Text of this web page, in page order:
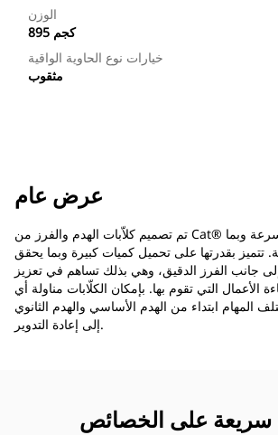
الوزن
895 كجم
خيارات نوع الحاوية الواقية
مثقوب
عرض عام
تم تصميم كلاّبات الهدم والفرز من Cat® لمناولة المواد بسرعة وبما
تتميز بقدرتها على تحميل كميات كبيرة وبما يحقق
إلى جانب الفرز الدقيق، وهي بذلك تساهم في تعزيز
الأعمال التي تقوم بها. بإمكان الكلّابات مناولة أي
المهام ابتداء من الهدم الأساسي والهدم الثانوي
إلى إعادة التدوير.
سريعة على الخصائص